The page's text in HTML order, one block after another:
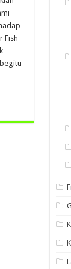
Fish